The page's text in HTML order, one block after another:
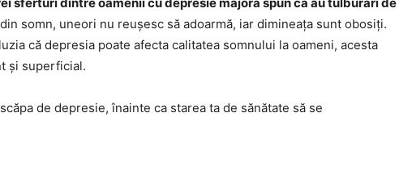
somn, uneori nu reușesc să adoarmă, iar dimineața sunt obosiți.
că depresia poate afecta calitatea somnului la oameni, acesta
și superficial.
de depresie, înainte ca starea ta de sănătate să se